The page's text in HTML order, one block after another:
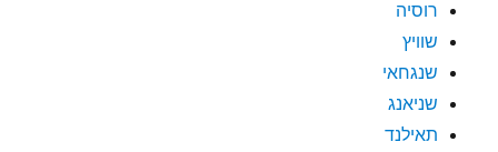
רוסיה
שוויץ
שנגחאי
שניאנג
תאילנד